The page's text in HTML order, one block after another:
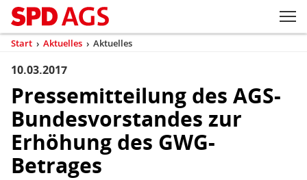
Kopfbereich
Sprungmarken-
Navigation
Zum Inhaltsbereich der Seite
Zum Fußbereich der Seite
Hauptnavigation
Sie
sind
Start › Aktuelles › Aktuelles
Inhaltsbereich
Aktuelles
10.03.2017
Pressemitteilung des AGS-
Bundesvorstandes zur
Erhöhung des GWG-
Betrages